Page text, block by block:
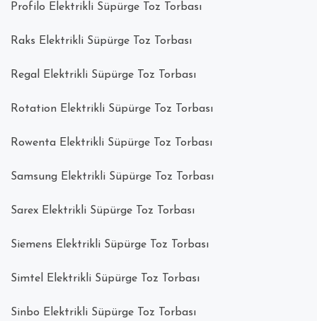
Profilo Elektrikli Süpürge Toz Torbası
Raks Elektrikli Süpürge Toz Torbası
Regal Elektrikli Süpürge Toz Torbası
Rotation Elektrikli Süpürge Toz Torbası
Rowenta Elektrikli Süpürge Toz Torbası
Samsung Elektrikli Süpürge Toz Torbası
Sarex Elektrikli Süpürge Toz Torbası
Siemens Elektrikli Süpürge Toz Torbası
Simtel Elektrikli Süpürge Toz Torbası
Sinbo Elektrikli Süpürge Toz Torbası